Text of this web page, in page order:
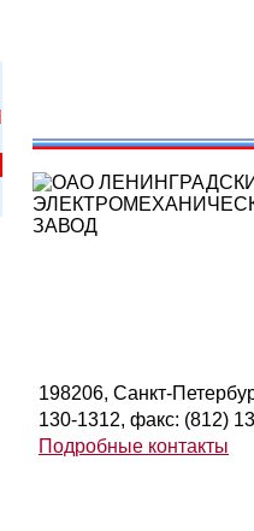
198206, Санкт-
130-1312, факс: (812)
Подробные контакты